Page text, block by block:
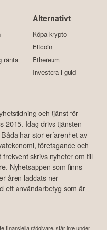
ränta
Alternativt
Köpa krypto
Bitcoin
Ethereum
Investera i guld
och tjänst för
2015. Idag drivs tjänsten
Båda har stor erfarenhet av
företagande och
skrivs nyheter om till
Nyhetsappen som finns
åren laddats ner
ett användarbetyg som är
finansiella rådgivare, står inte under